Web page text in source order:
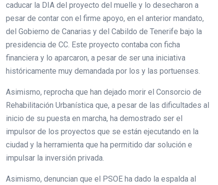
caducar la DIA del proyecto del muelle y lo desecharon a
pesar de contar con el firme apoyo, en el anterior mandato,
del Gobierno de Canarias y del Cabildo de Tenerife bajo la
presidencia de CC. Este proyecto contaba con ficha
financiera y lo aparcaron, a pesar de ser una iniciativa
históricamente muy demandada por los y las portuenses.
Asimismo, reprocha que han dejado morir el Consorcio de
Rehabilitación Urbanística que, a pesar de las dificultades al
inicio de su puesta en marcha, ha demostrado ser el
impulsor de los proyectos que se están ejecutando en la
ciudad y la herramienta que ha permitido dar solución e
impulsar la inversión privada.
Asimismo, denuncian que el PSOE ha dado la espalda al